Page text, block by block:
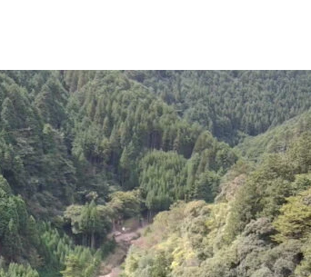
ハーフ住宅研究会
セミナー、講演
を守る
吉田島高校で受け継が
足柄の林業